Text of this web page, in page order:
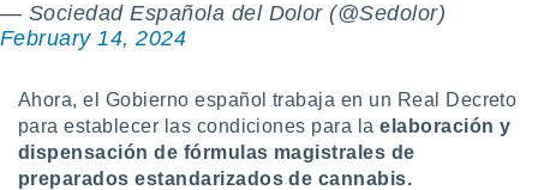
posible
en
interés
a lo que
Para
su
— Sociedad Española del Dolor (@Sedolor)
February 14, 2024
Ahora, el Gobierno español trabaja en un Real Decreto
para establecer las condiciones para laelaboración y
dispensación de fórmulas magistrales de
preparados estandarizados de cannabis.